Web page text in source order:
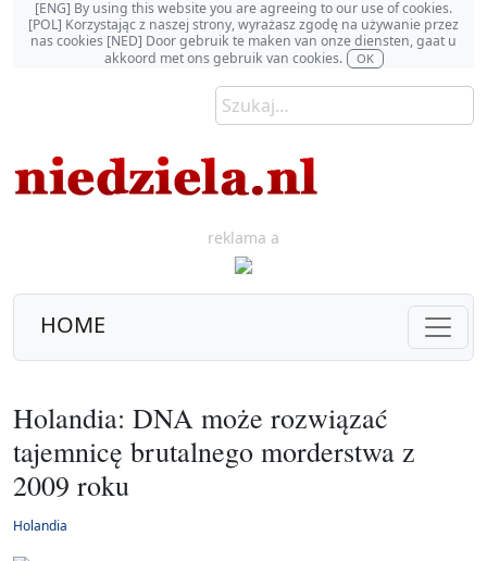
[ENG] By using this website you are agreeing to our use of cookies.
[POL] Korzystając z naszej strony, wyrażasz zgodę na używanie przez
nas cookies [NED] Door gebruik te maken van onze diensten, gaat u
akkoord met ons gebruik van cookies.
OK
reklama a
HOME
Holandia: DNA może rozwiązać
tajemnicę brutalnego morderstwa z
2009 roku
Holandia